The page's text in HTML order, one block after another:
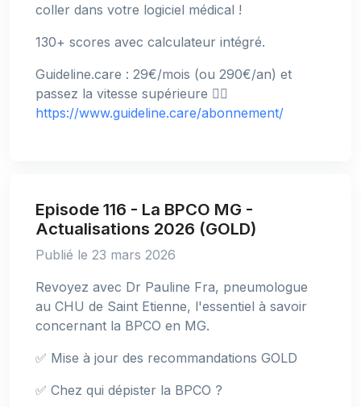
coller dans votre logiciel médical !
130+ scores avec calculateur intégré.
Guideline.care : 29€/mois (ou 290€/an) et
passez la vitesse supérieure 👉🏻
https://www.guideline.care/abonnement/
Episode 116 - La BPCO MG -
Actualisations 2026 (GOLD)
Publié le 23 mars 2026
Revoyez avec Dr Pauline Fra, pneumologue
au CHU de Saint Etienne, l'essentiel à savoir
concernant la BPCO en MG.
✅ Mise à jour des recommandations GOLD
✅ Chez qui dépister la BPCO ?